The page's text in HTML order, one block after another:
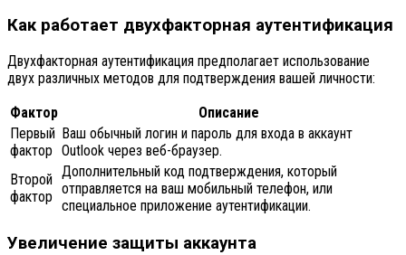
Как работает двухфакторная аутентификация
Двухфакторная аутентификация предполагает использование
двух различных методов для подтверждения вашей личности:
Фактор
Описание
Первый
фактор
Ваш обычный логин и пароль для входа в аккаунт
Outlook через веб-браузер.
Второй
фактор
Дополнительный код подтверждения, который
отправляется на ваш мобильный телефон, или
специальное приложение аутентификации.
Увеличение защиты аккаунта